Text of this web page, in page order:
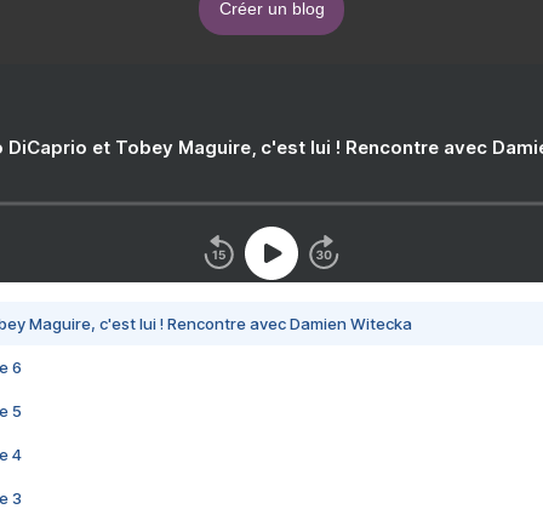
Créer un blog
DiCaprio et Tobey Maguire, c'est lui ! Rencontre avec
Maguire, c'est lui ! Rencontre avec Damien Witecka
6
5
4
3